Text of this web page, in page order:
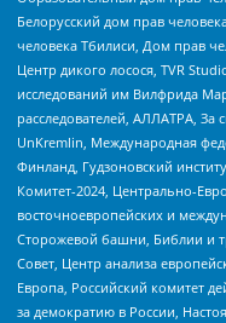
Белорусский дом прав
человека Тбилиси, Дом прав
Центр дикого лосося, TVR
исследований им Вилфрида
расследователей, АЛЛАТРА, За
UnKremlin, Международная
Финланд, Гудзоновский
Комитет-2024, Центрально-
восточноевропейских и
Сторожевой башни, Библии и
Совет, Центр анализа
Европа, Российский комитет
за демократию в России,